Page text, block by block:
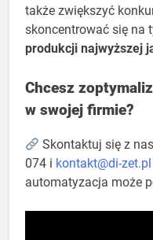
także zwiększyć
skoncentrować się na
produkcji najwyższej
Chcesz
w swojej firmie?
Skontaktuj się z
074 i kontakt@di-zet.pl
automatyzacja może